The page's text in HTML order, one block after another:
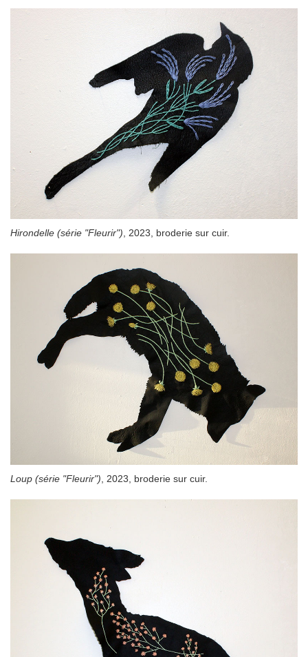
Hirondelle (série "Fleurir"), 2023, broderie sur cuir.
Loup (série "Fleurir") , 2023, broderie sur cuir.